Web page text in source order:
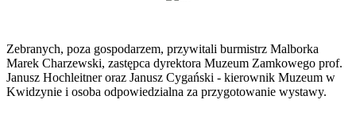
Zebranych, poza gospodarzem, przywitali burmistrz Malborka
Marek Charzewski, zastępca dyrektora Muzeum Zamkowego prof.
Janusz Hochleitner oraz Janusz Cygański - kierownik Muzeum w
Kwidzynie i osoba odpowiedzialna za przygotowanie wystawy.